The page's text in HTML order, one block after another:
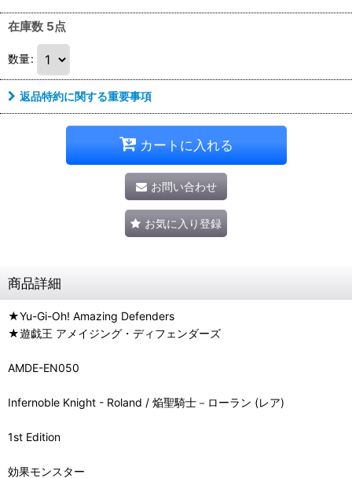
在庫数 5点
数量:
返品特約に関する重要事項
カートに入れる
お問い合わせ
お気に入り登録
商品詳細
★Yu-Gi-Oh! Amazing Defenders
★遊戯王 アメイジング・ディフェンダーズ
AMDE-EN050
Infernoble Knight - Roland / 焔聖騎士－ローラン (レア)
1st Edition
効果モンスター